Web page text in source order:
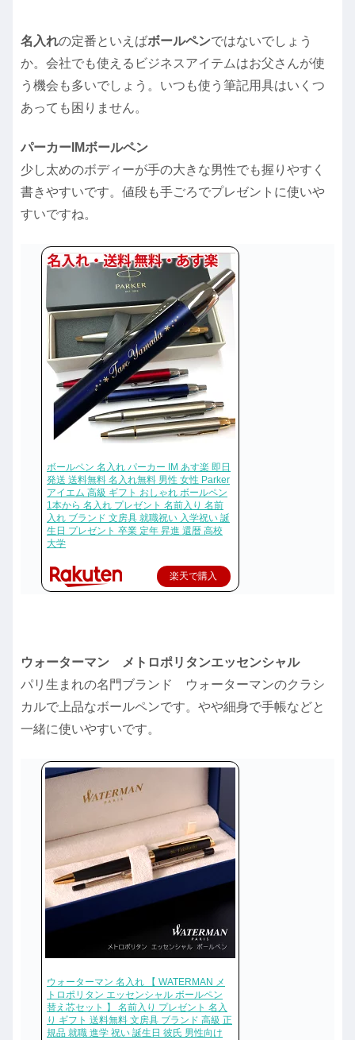
名入れの定番といえばボールペンではないでしょう
か。会社でも使えるビジネスアイテムはお父さんが使
う機会も多いでしょう。いつも使う筆記用具はいくつ
あっても困りません。
パーカーIMボールペン
少し太めのボディーが手の大きな男性でも握りやすく
書きやすいです。値段も手ごろでプレゼントに使いや
すいですね。
ボールペン 名入れ パーカー IM あす楽 即日
発送 送料無料 名入れ無料 男性 女性 Parker
アイエム 高級 ギフト おしゃれ ボールペン
1本から 名入れ プレゼント 名前入り 名前
入れ ブランド 文房具 就職祝い 入学祝い 誕
生日 プレゼント 卒業 定年 昇進 還暦 高校
大学
楽天で購入
ウォーターマン メトロポリタンエッセンシャル
パリ生まれの名門ブランド ウォーターマンのクラシ
カルで上品なボールペンです。やや細身で手帳などと
一緒に使いやすいです。
ウォーターマン 名入れ 【 WATERMAN メ
トロポリタン エッセンシャル ボールペン
替え芯セット 】 名前入り プレゼント 名入
り ギフト 送料無料 文房具 ブランド 高級 正
規品 就職 進学 祝い 誕生日 彼氏 男性向け